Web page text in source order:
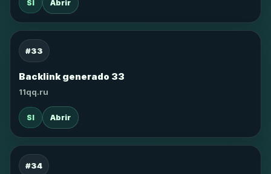
SI Abrir
#33
Backlink generado 33
11qq.ru
SI Abrir
#34